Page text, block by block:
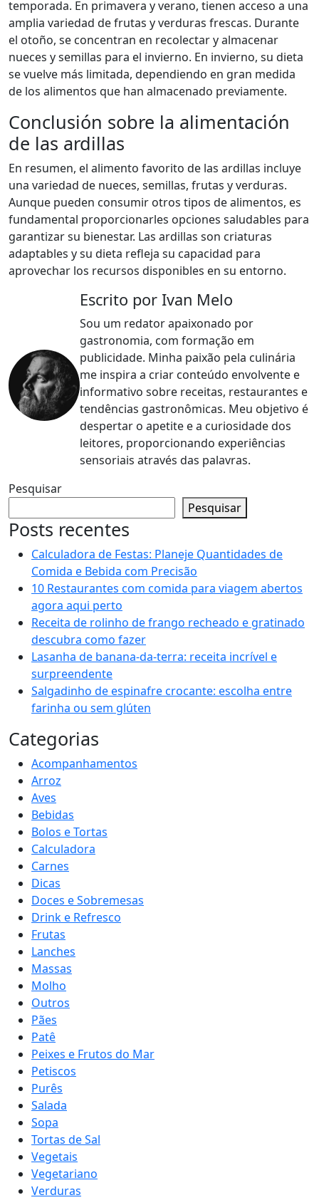
temporada. En primavera y verano, tienen acceso a una
amplia variedad de frutas y verduras frescas. Durante
el otoño, se concentran en recolectar y almacenar
nueces y semillas para el invierno. En invierno, su dieta
se vuelve más limitada, dependiendo en gran medida
de los alimentos que han almacenado previamente.
Conclusión sobre la alimentación
de las ardillas
En resumen, el alimento favorito de las ardillas incluye
una variedad de nueces, semillas, frutas y verduras.
Aunque pueden consumir otros tipos de alimentos, es
fundamental proporcionarles opciones saludables para
garantizar su bienestar. Las ardillas son criaturas
adaptables y su dieta refleja su capacidad para
aprovechar los recursos disponibles en su entorno.
Escrito por Ivan Melo
Sou um redator apaixonado por
gastronomia, com formação em
publicidade. Minha paixão pela culinária
me inspira a criar conteúdo envolvente e
informativo sobre receitas, restaurantes e
tendências gastronômicas. Meu objetivo é
despertar o apetite e a curiosidade dos
leitores, proporcionando experiências
sensoriais através das palavras.
Pesquisar
Pesquisar
Posts recentes
Calculadora de Festas: Planeje Quantidades de
Comida e Bebida com Precisão
10 Restaurantes com comida para viagem abertos
agora aqui perto
Receita de rolinho de frango recheado e gratinado
descubra como fazer
Lasanha de banana-da-terra: receita incrível e
surpreendente
Salgadinho de espinafre crocante: escolha entre
farinha ou sem glúten
Categorias
Acompanhamentos
Arroz
Aves
Bebidas
Bolos e Tortas
Calculadora
Carnes
Dicas
Doces e Sobremesas
Drink e Refresco
Frutas
Lanches
Massas
Molho
Outros
Pães
Patê
Peixes e Frutos do Mar
Petiscos
Purês
Salada
Sopa
Tortas de Sal
Vegetais
Vegetariano
Verduras